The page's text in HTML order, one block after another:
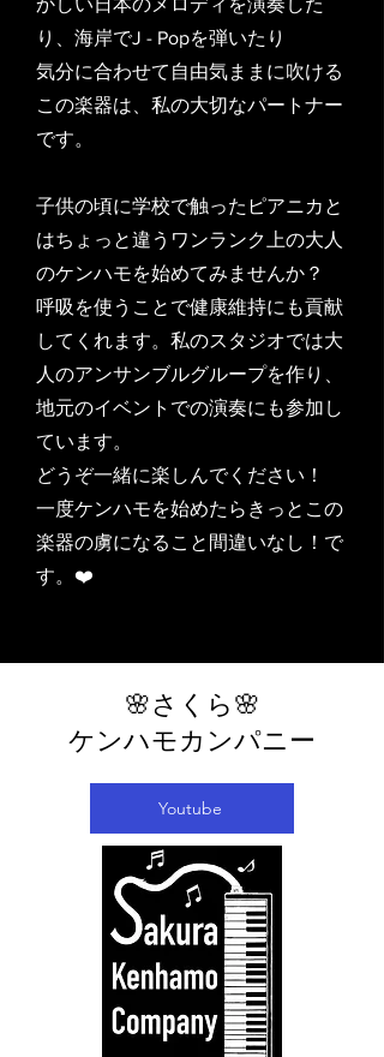
かしい日本のメロディを演奏した
り、海岸でJ - Popを弾いたり
気分に合わせて自由気ままに吹ける
この楽器は、私の大切なパートナー
です。
​子供の頃に学校で触ったピアニカと
はちょっと違うワンランク上の大人
のケンハモを始めてみませんか？
呼吸を使うことで健康維持にも貢献
してくれます。私のスタジオでは大
人のアンサンブルグループを作り、
地元のイベントでの演奏にも参加し
ています。
どうぞ一緒に楽しんでください！
一度ケンハモを始めたらきっとこの
楽器の虜になること間違いなし！で
す。❤️
🌸さくら🌸
ケンハモカンパニー
Youtube